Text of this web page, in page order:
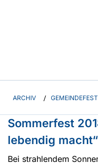
ARCHIV /
Sommerfest
lebendig macht“
Bei strahlendem